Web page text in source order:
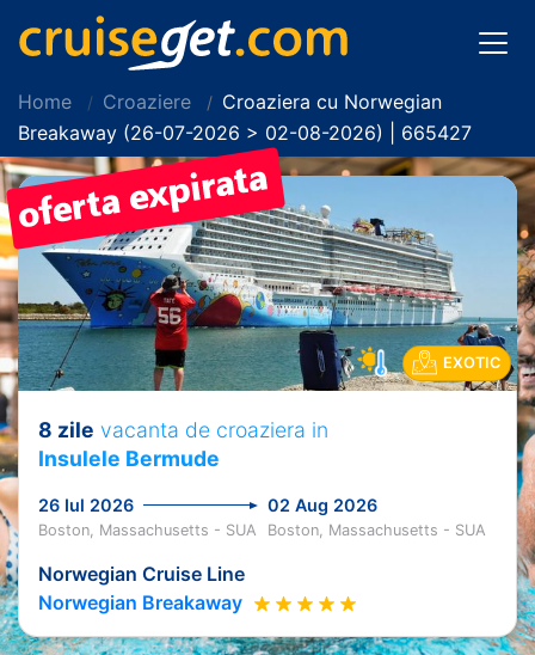
Home Croaziere
Croaziera cu Norwegian
Breakaway (26-07-2026 > 02-08-2026) | 665427
EXOTIC
8 zile vacanta de croaziera in
Insulele Bermude
26 Iul 2026 02 Aug 2026
Boston, Massachusetts - SUA Boston, Massachusetts - SUA
Norwegian Cruise Line
Norwegian Breakaway